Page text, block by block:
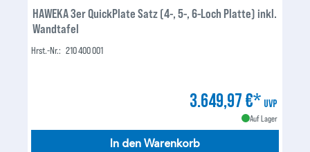
HAWEKA 3er QuickPlate Satz (4-, 5-, 6-Loch Platte) inkl.
Wandtafel
Hrst.-Nr.: 210 400 001
3.649,97 €* UVP
Auf Lager
In den Warenkorb